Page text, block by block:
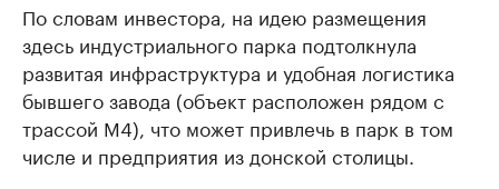
По словам инвестора, на идею размещения
здесь индустриального парка подтолкнула
развитая инфраструктура и удобная логистика
бывшего завода (объект расположен рядом с
трассой М4), что может привлечь в парк в том
числе и предприятия из донской столицы.